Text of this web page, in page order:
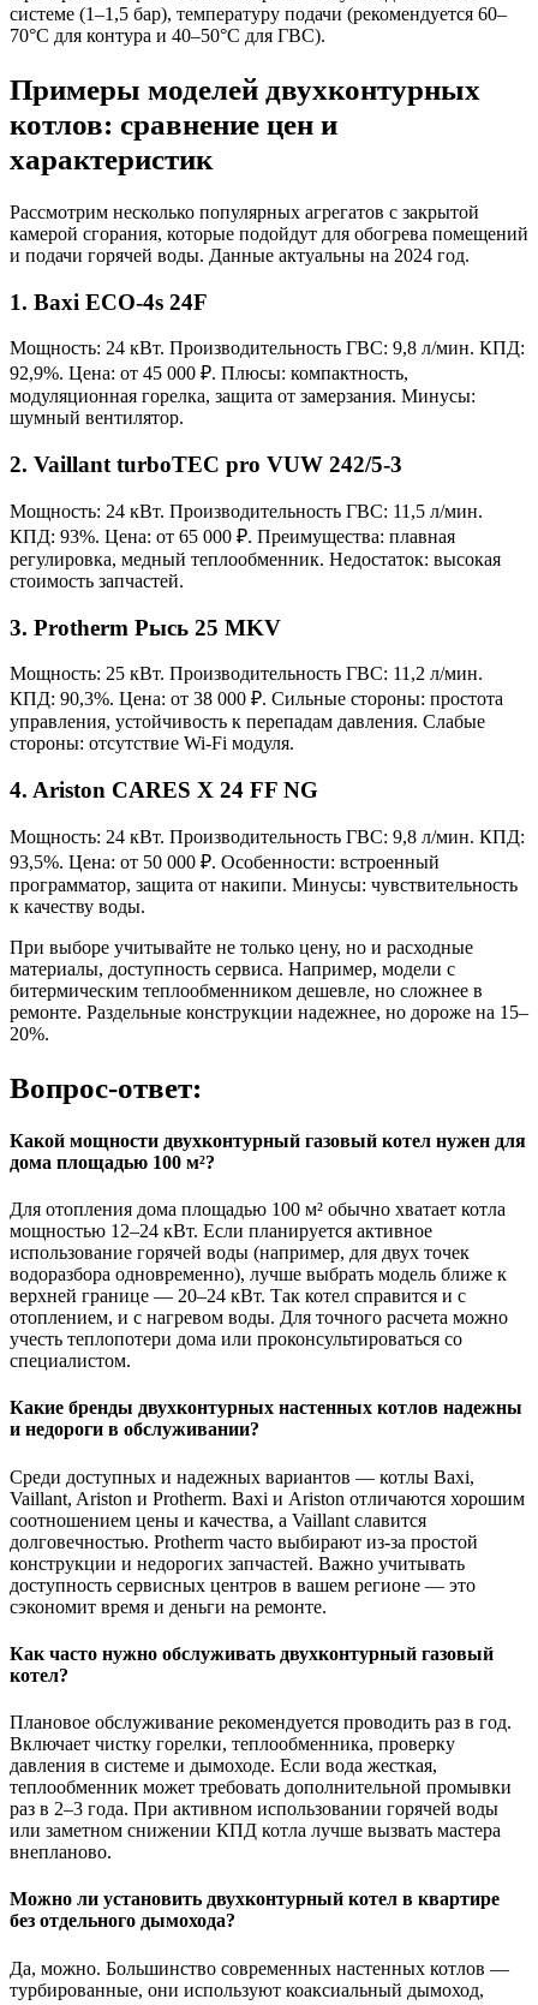
системе (1–1,5 бар), температуру подачи (рекомендуется 60–
70°C для контура и 40–50°C для ГВС).
Примеры моделей двухконтурных
котлов: сравнение цен и
характеристик
Рассмотрим несколько популярных агрегатов с закрытой
камерой сгорания, которые подойдут для обогрева помещений
и подачи горячей воды. Данные актуальны на 2024 год.
1. Baxi ECO-4s 24F
Мощность: 24 кВт. Производительность ГВС: 9,8 л/мин. КПД:
92,9%. Цена: от 45 000 ₽. Плюсы: компактность,
модуляционная горелка, защита от замерзания. Минусы:
шумный вентилятор.
2. Vaillant turboTEC pro VUW 242/5-3
Мощность: 24 кВт. Производительность ГВС: 11,5 л/мин.
КПД: 93%. Цена: от 65 000 ₽. Преимущества: плавная
регулировка, медный теплообменник. Недостаток: высокая
стоимость запчастей.
3. Protherm Рысь 25 MKV
Мощность: 25 кВт. Производительность ГВС: 11,2 л/мин.
КПД: 90,3%. Цена: от 38 000 ₽. Сильные стороны: простота
управления, устойчивость к перепадам давления. Слабые
стороны: отсутствие Wi-Fi модуля.
4. Ariston CARES X 24 FF NG
Мощность: 24 кВт. Производительность ГВС: 9,8 л/мин. КПД:
93,5%. Цена: от 50 000 ₽. Особенности: встроенный
программатор, защита от накипи. Минусы: чувствительность
к качеству воды.
При выборе учитывайте не только цену, но и расходные
материалы, доступность сервиса. Например, модели с
битермическим теплообменником дешевле, но сложнее в
ремонте. Раздельные конструкции надежнее, но дороже на 15–
20%.
Вопрос-ответ:
Какой мощности двухконтурный газовый котел нужен для
дома площадью 100 м²?
Для отопления дома площадью 100 м² обычно хватает котла
мощностью 12–24 кВт. Если планируется активное
использование горячей воды (например, для двух точек
водоразбора одновременно), лучше выбрать модель ближе к
верхней границе — 20–24 кВт. Так котел справится и с
отоплением, и с нагревом воды. Для точного расчета можно
учесть теплопотери дома или проконсультироваться со
специалистом.
Какие бренды двухконтурных настенных котлов надежны
и недороги в обслуживании?
Среди доступных и надежных вариантов — котлы Baxi,
Vaillant, Ariston и Protherm. Baxi и Ariston отличаются хорошим
соотношением цены и качества, а Vaillant славится
долговечностью. Protherm часто выбирают из-за простой
конструкции и недорогих запчастей. Важно учитывать
доступность сервисных центров в вашем регионе — это
сэкономит время и деньги на ремонте.
Как часто нужно обслуживать двухконтурный газовый
котел?
Плановое обслуживание рекомендуется проводить раз в год.
Включает чистку горелки, теплообменника, проверку
давления в системе и дымоходе. Если вода жесткая,
теплообменник может требовать дополнительной промывки
раз в 2–3 года. При активном использовании горячей воды
или заметном снижении КПД котла лучше вызвать мастера
внепланово.
Можно ли установить двухконтурный котел в квартире
без отдельного дымохода?
Да, можно. Большинство современных настенных котлов —
турбированные, они используют коаксиальный дымоход,